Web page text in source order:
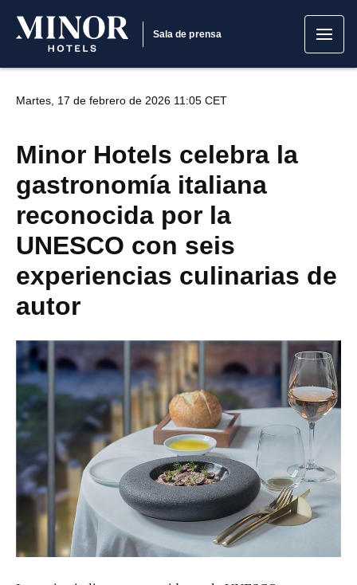
Sala de prensa
Martes, 17 de febrero de 2026 11:05 CET
Minor Hotels celebra la
gastronomía italiana
reconocida por la
UNESCO con seis
experiencias culinarias de
autor